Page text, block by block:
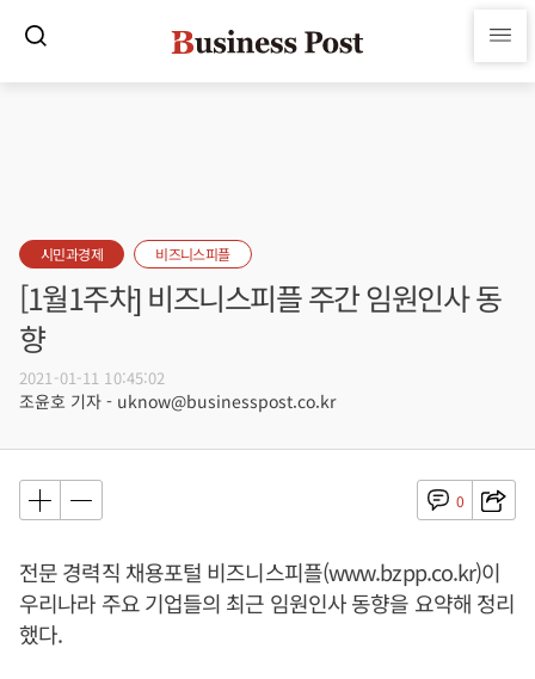
시민과경제 비즈니스피플
[1월1주차] 비즈니스피플 주간 임원인사 동
향
2021-01-11 10:45:02
조윤호 기자 - uknow@businesspost.co.kr
0
전문 경력직 채용포털 비즈니스피플(www.bzpp.co.kr)이
우리나라 주요 기업들의 최근 임원인사 동향을 요약해 정리
했다.